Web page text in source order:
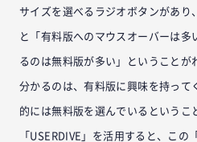
サイズを選べるラジオボタンがあり
と「有料版へのマウスオーバーは多
るのは無料版が多い」ということが
分かるのは、有料版に興味を持って
的には無料版を選んでいるというこ
「USERDIVE」を活用すると、こ